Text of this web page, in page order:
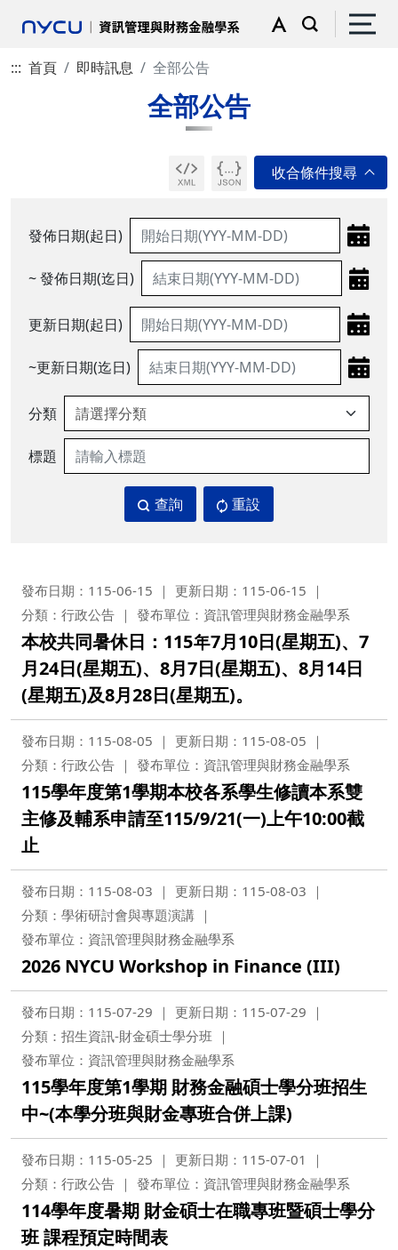
::: 首頁 即時訊息 全部公告
全部公告
發佈日期(起日)
~ 發佈日期(迄日)
更新日期(起日)
~更新日期(迄日)
分類
標題
查詢 重設
發布日期：115-06-15
更新日期：115-06-15
分類：行政公告
發布單位：資訊管理與財務金融學系
本校共同暑休日：115年7月10日(星期五)、7
月24日(星期五)、8月7日(星期五)、8月14日
(星期五)及8月28日(星期五)。
發布日期：115-08-05
更新日期：115-08-05
分類：行政公告
發布單位：資訊管理與財務金融學系
115學年度第1學期本校各系學生修讀本系雙
主修及輔系申請至115/9/21(一)上午10:00截
止
發布日期：115-08-03
更新日期：115-08-03
分類：學術研討會與專題演講
發布單位：資訊管理與財務金融學系
2026 NYCU Workshop in Finance (III)
發布日期：115-07-29
更新日期：115-07-29
分類：招生資訊-財金碩士學分班
發布單位：資訊管理與財務金融學系
115學年度第1學期 財務金融碩士學分班招生
中~(本學分班與財金專班合併上課)
發布日期：115-05-25
更新日期：115-07-01
分類：行政公告
發布單位：資訊管理與財務金融學系
114學年度暑期 財金碩士在職專班暨碩士學分
班 課程預定時間表